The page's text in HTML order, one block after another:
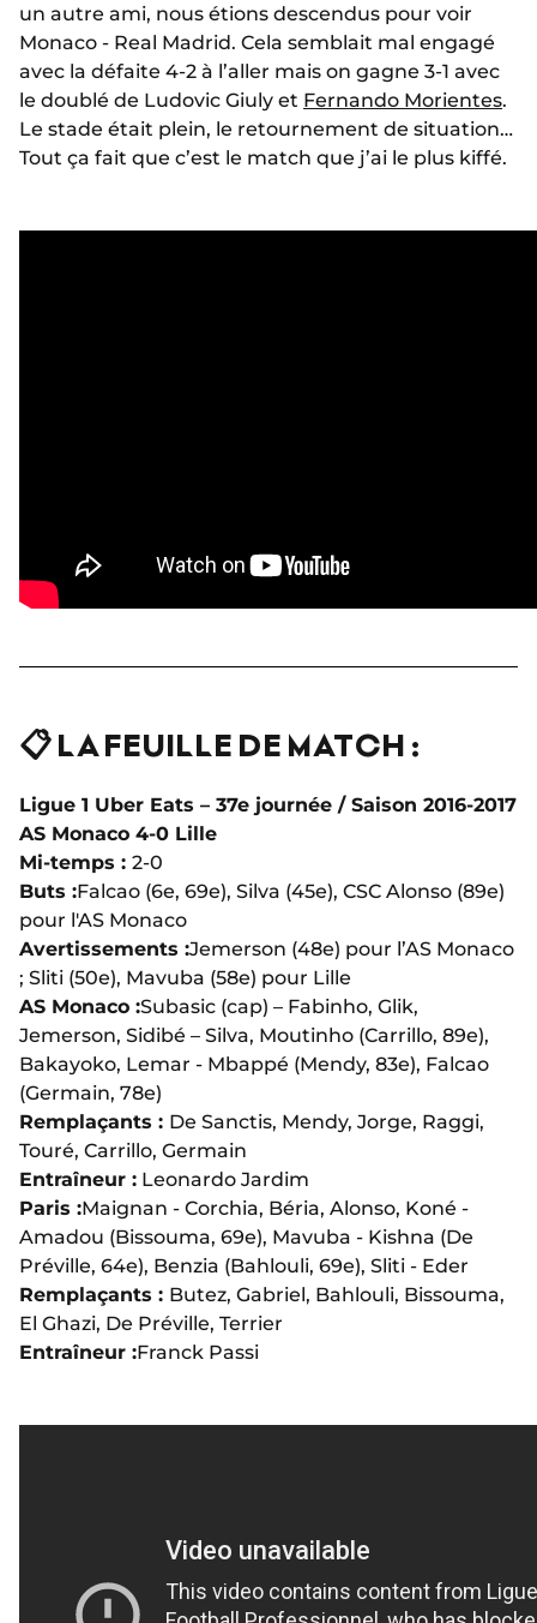
un autre ami, nous étions descendus pour voir
Monaco - Real Madrid. Cela semblait mal engagé
avec la défaite 4-2 à l’aller mais on gagne 3-1 avec
le doublé de Ludovic Giuly et Fernando Morientes.
Le stade était plein, le retournement de situation…
Tout ça fait que c’est le match que j’ai le plus kiffé.
📋 LA FEUILLE DE MATCH :
Ligue 1 Uber Eats – 37e journée / Saison 2016-2017
AS Monaco 4-0 Lille
Mi-temps : 2-0
Buts :Falcao (6e, 69e), Silva (45e), CSC Alonso (89e)
pour l'AS Monaco
Avertissements :Jemerson (48e) pour l’AS Monaco
; Sliti (50e), Mavuba (58e) pour Lille
AS Monaco :Subasic (cap) – Fabinho, Glik,
Jemerson, Sidibé – Silva, Moutinho (Carrillo, 89e),
Bakayoko, Lemar - Mbappé (Mendy, 83e), Falcao
(Germain, 78e)
Remplaçants : De Sanctis, Mendy, Jorge, Raggi,
Touré, Carrillo, Germain
Entraîneur : Leonardo Jardim
Paris :Maignan - Corchia, Béria, Alonso, Koné -
Amadou (Bissouma, 69e), Mavuba - Kishna (De
Préville, 64e), Benzia (Bahlouli, 69e), Sliti - Eder
Remplaçants : Butez, Gabriel, Bahlouli, Bissouma,
El Ghazi, De Préville, Terrier
Entraîneur :Franck Passi